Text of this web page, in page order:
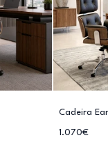
Cadeira
1.070€